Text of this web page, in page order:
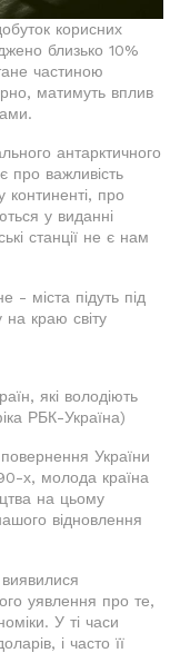
корисних
близько 10%
частиною
матимуть вплив
антарктичного
про важливість
континенті, про
у виданні
станції не є нам
- міста підуть під
краю світу
які володіють
РБК-Україна)
України
х, молода країна
на цьому
відновлення
уявлення про те,
У ті часи
і часто її